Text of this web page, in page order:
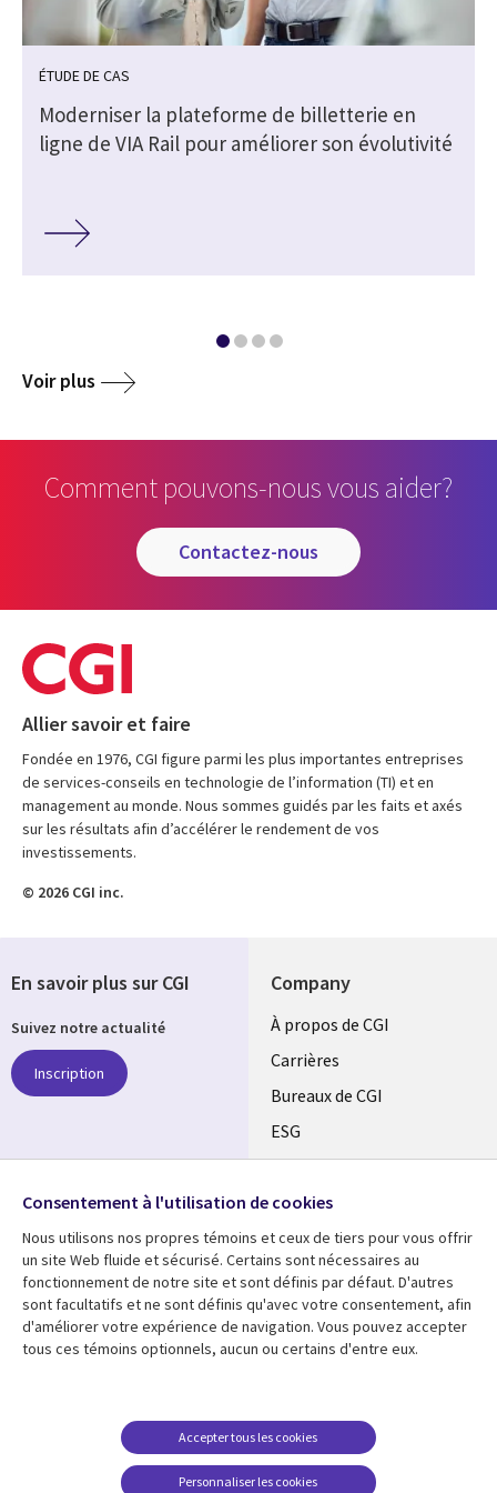
ÉTUDE DE CAS
Moderniser la plateforme de billetterie en
ligne de VIA Rail pour améliorer son évolutivité
Voir plus
Comment pouvons-nous vous aider?
contactez-nous
Allier savoir et faire
Fondée en 1976, CGI figure parmi les plus importantes entreprises
de services-conseils en technologie de l’information (TI) et en
management au monde. Nous sommes guidés par les faits et axés
sur les résultats afin d’accélérer le rendement de vos
investissements.
© 2026 CGI inc.
Company
Useful
links
CANADA
FR
À propos de CGI
Carrières
Bureaux de CGI
ESG
Alliances
Ressources
Library
CANADA
Articles
Communiqués
Support
Legal
FR
Restrictions et
Confidentialité
Accessibilité
En savoir plus sur CGI
Suivez notre actualité
Inscription
Media
CANADA
Consentement à l'utilisation de cookies
Nous utilisons nos propres témoins et ceux de tiers pour vous offrir
un site Web fluide et sécurisé. Certains sont nécessaires au
fonctionnement de notre site et sont définis par défaut. D'autres
sont facultatifs et ne sont définis qu'avec votre consentement, afin
d'améliorer votre expérience de navigation. Vous pouvez accepter
tous ces témoins optionnels, aucun ou certains d'entre eux.
Personnaliser les cookies
Accepter tous les cookies